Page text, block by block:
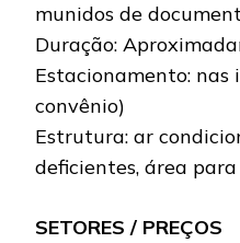
munidos de
Duração:
Estacionamento: nas
convênio)
Estrutura: ar
deficientes, área
SETORES / PREÇOS